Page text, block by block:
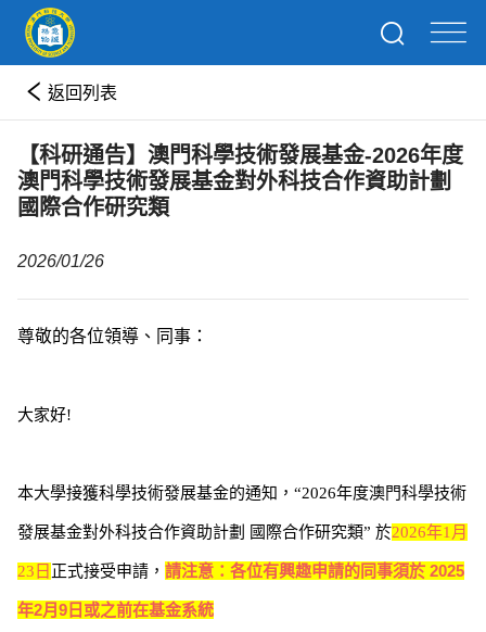
返回列表
【科研通告】澳門科學技術發展基金-2026年度
澳門科學技術發展基金對外科技合作資助計劃
國際合作研究類
2026/01/26
尊敬的各位領導、同事：
大家好!
本大學接獲科學技術發展基金的通知，“2026年度澳門科學技術
發展基金對外科技合作資助計劃 國際合作研究類” 於2026年1 月
23 日 正式接受申請， 請注意：各位有興趣申請的同事須於 2025
年2月 9 日或之前在基金系統